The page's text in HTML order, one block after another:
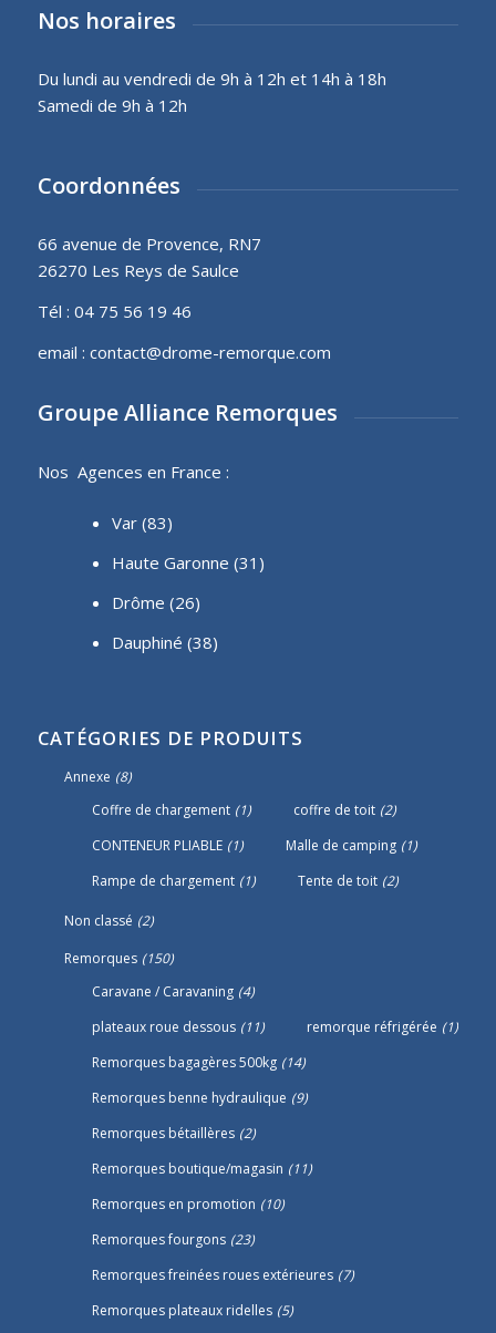
Nos horaires
Du lundi au vendredi de 9h à 12h et 14h à 18h
Samedi de 9h à 12h
Coordonnées
66 avenue de Provence, RN7
26270 Les Reys de Saulce
Tél : 04 75 56 19 46
email : contact@drome-remorque.com
Groupe Alliance Remorques
Nos Agences en France :
Var (83)
Haute Garonne (31)
Drôme (26)
Dauphiné (38)
CATÉGORIES DE PRODUITS
Annexe (8)
Coffre de chargement (1) coffre de toit (2)
CONTENEUR PLIABLE (1) Malle de camping (1)
Rampe de chargement (1) Tente de toit (2)
Non classé (2)
Remorques (150)
Caravane / Caravaning (4)
plateaux roue dessous (11) remorque réfrigérée (1)
Remorques bagagères 500kg (14)
Remorques benne hydraulique (9)
Remorques bétaillères (2)
Remorques boutique/magasin (11)
Remorques en promotion (10)
Remorques fourgons (23)
Remorques freinées roues extérieures (7)
Remorques plateaux ridelles (5)